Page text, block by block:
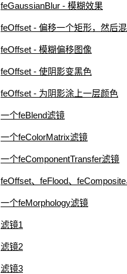
feGaussianBlur - 模糊效果
feOffset - 偏移一个矩形，然后
feOffset - 模糊偏移图像
feOffset - 使阴影变黑色
feOffset - 为阴影涂上一层颜色
一个feBlend滤镜
一个feColorMatrix滤镜
一个feComponentTransfer滤镜
feOffset、feFlood、
一个feMorphology滤镜
滤镜1
滤镜2
滤镜3